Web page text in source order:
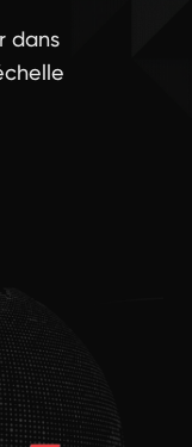
dans